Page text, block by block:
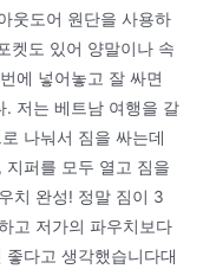
웃도어 원단을 사용하
켓도 있어 양말이나 속
에 넣어놓고 잘 싸면
. 저는 베트남 여행을 갈
나눠서 짐을 싸는데
지퍼를 모두 열고 짐을
치 완성! 정말 짐이 3
고 저가의 파우치보다
다고 생각했습니다대